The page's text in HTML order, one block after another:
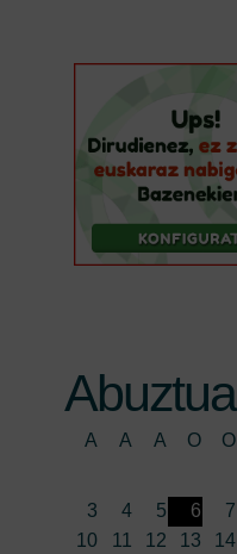
Abuztua
A A A O O
3
4 5 6 7
10
11 12 13 14